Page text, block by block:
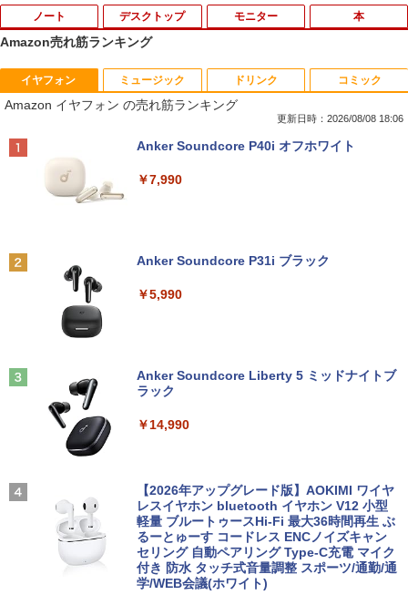
ノート
1
【★最大100%ポイント】【Windows X
P 搭載】大手メーカー おまかせ ノートパ
ソコン/Celeron Core2/メモリ:4GB/SSD:
ウス 付き/中古ノートPC 中古ノートパソ
＼★最大2555円OFFクーポン★／【内蔵
パソコン 東芝 TOSHIBA 第6世代 Core i3
￥12,555
付き 初心者向けノートPC 初期設定済 1
5.6型 インテル高速CPU ランダムで発送
メモリ4GB～ 高速SSD1TB 最大 フルHD
Webカメラ zoom 軽量薄型 無線 型番更
新で在庫処分
￥12,980
デスクトップ モニター
1
モニター台 ラック ヴィト 【玄関先迄納
品】 ニトリ
￥1,790
沢 ノングレア 液晶ディスプレイ VGA
R291-DELL P2419H 23.8インチ 液晶モ
ニタ 1点 フルHD(1920x1080) 表面処理:
splayPortx1 ★送料無料★【中古動作
【楽天1位 10.5/11インチ 小型 軽量】モ
バイルモニター 10.5インチ 11インチ フ
ルHD 1080P 100%sRGB 400cd/m? 光沢
IPS パネル 色鮮やか 265g 超軽量 Type-
本
1
宇宙兄弟（43） （モーニング KC） [
小山 宙哉 ]
￥891
￥28,970
￥594
あり◆魔入りました!入間くん (1-49巻 最
新刊)[オリジナル缶バッジ付] 全巻セット
￥30,906
Amazon売れ筋ランキング
イヤフォン
Amazon イヤフォン の売れ筋ランキング
更新日時：2026/08/08 18:06
Anker Soundcore P40i オフホワイト
￥7,990
Anker Soundcore P31i ブラック
￥5,990
Anker Soundcore Liberty 5 ミッドナイトブ
ラック
￥14,990
【2026年アップグレード版】AOKIMI ワイヤ
レスイヤホン bluetooth イヤホン V12 小型
軽量 ブルートゥースHi-Fi 最大36時間再生 ぶ
るーとゅーす コードレス ENCノイズキャン
セリング 自動ペアリング Type-C充電 マイク
付き 防水 タッチ式音量調整 スポーツ/通勤/通
学/WEB会議(ホワイト)
ミュージック ドリンク コミック